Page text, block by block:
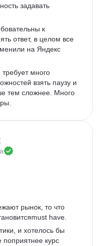
задавать
к
ответ, в целом все
на Яндекс
много
взять паузу и
тем сложнее. Много
рынок, то что
have.
и хотелось бы
курс